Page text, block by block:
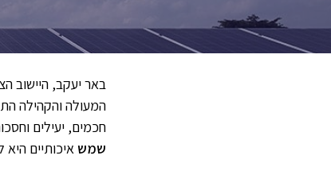
באר יעקב, היישוב
המעולה והקהילה
חכמים, יעילים
שמש איכותיים